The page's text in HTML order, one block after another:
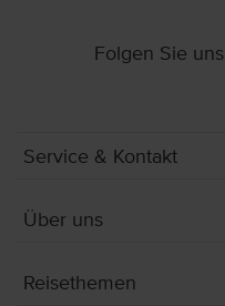
Folgen Sie uns
Service & Kontakt
Über uns
Reisethemen